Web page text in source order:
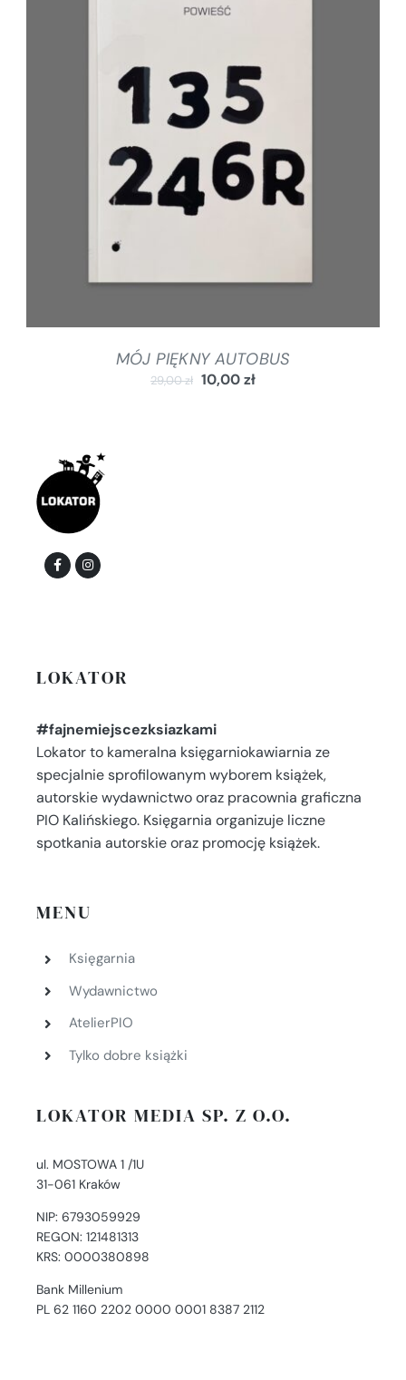
DODAJ DO KOSZYKA / SZCZEGÓŁY
MÓJ PIĘKNY AUTOBUS
29,00zł 10,00zł
LOKATOR
#fajnemiejscezksiazkami
Lokator to kameralna księgarniokawiarnia ze
specjalnie sprofilowanym wyborem książek,
autorskie wydawnictwo oraz pracownia graficzna
PIO Kalińskiego. Księgarnia organizuje liczne
spotkania autorskie oraz promocję książek.
MENU
Księgarnia
Wydawnictwo
AtelierPIO
Tylko dobre książki
LOKATOR MEDIA SP. Z O.O.
ul. MOSTOWA 1 /1U
31-061 Kraków
NIP: 6793059929
REGON: 121481313
KRS: 0000380898
Bank Millenium
PL 62 1160 2202 0000 0001 8387 2112